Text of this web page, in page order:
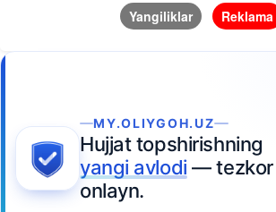
Yangiliklar
Reklama
MY.OLIYGOH.UZ
Hujjat topshirishning
yangi avlodi — tezkor
onlayn.